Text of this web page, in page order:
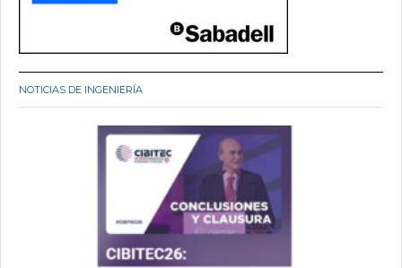
NOTICIAS DE INGENIERÍA